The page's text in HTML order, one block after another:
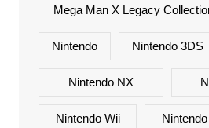
Mega Man X Legacy
Nintendo Nintendo 3DS
Nintendo NX
Nintendo Wii